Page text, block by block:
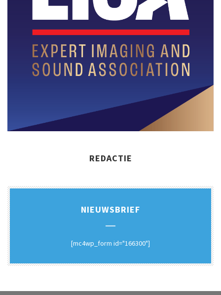
REDACTIE
NIEUWSBRIEF
[mc4wp_form id="166300"]